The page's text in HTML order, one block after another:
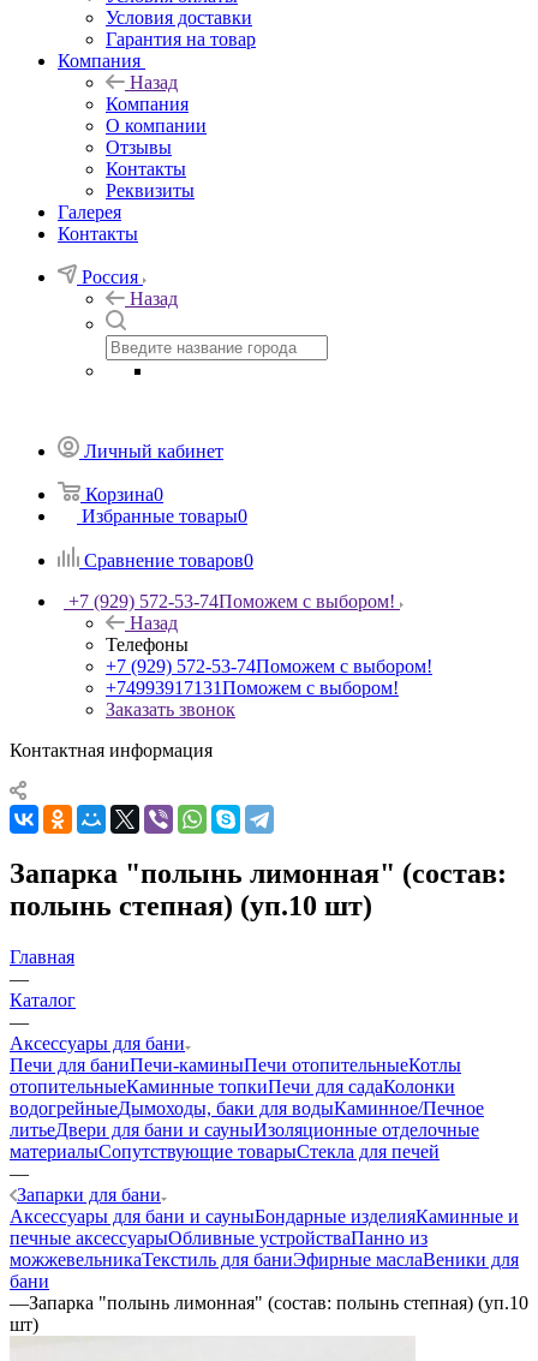
Условия доставки
Гарантия на товар
Компания
Назад
Компания
О компании
Отзывы
Контакты
Реквизиты
Галерея
Контакты
Россия
Назад
Личный кабинет
Корзина0
Избранные товары0
Сравнение товаров0
+7 (929) 572-53-74Поможем с выбором!
Назад
Телефоны
+7 (929) 572-53-74Поможем с выбором!
+74993917131Поможем с выбором!
Заказать звонок
Контактная информация
Запарка "полынь лимонная" (состав:
полынь степная) (уп.10 шт)
Главная
—
Каталог
—
Аксессуары для бани
Печи для баниПечи-каминыПечи отопительныеКотлы
отопительныеКаминные топкиПечи для садаКолонки
водогрейныеДымоходы, баки для водыКаминное/Печное
литьеДвери для бани и сауныИзоляционные отделочные
материалыСопутствующие товарыСтекла для печей
—
Запарки для бани
Аксессуары для бани и сауныБондарные изделияКаминные и
печные аксессуарыОбливные устройстваПанно из
можжевельникаТекстиль для баниЭфирные маслаВеники для
бани
—Запарка "полынь лимонная" (состав: полынь степная) (уп.10
шт)